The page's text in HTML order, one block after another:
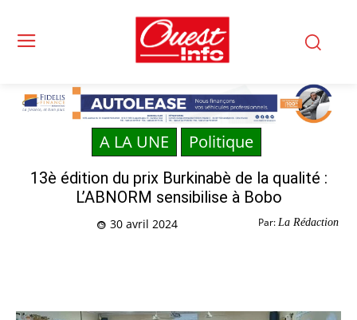
A LA UNE Politique
13è édition du prix Burkinabè de la qualité :
L’ABNORM sensibilise à Bobo
Par: La Rédaction
30 avril 2024